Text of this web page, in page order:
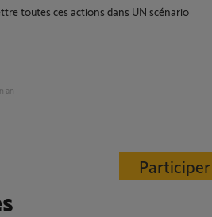
toutes ces actions dans UN scénario
an